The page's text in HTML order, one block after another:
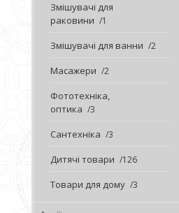
Змішувачі для
раковини
1
Змішувачі для ванни 2
Масажери 2
Фототехніка,
оптика
3
Сантехніка 3
Дитячі товари 126
Товари для дому 3